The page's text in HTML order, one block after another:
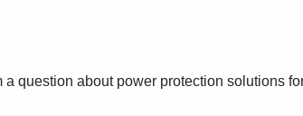
question about power protection solutions